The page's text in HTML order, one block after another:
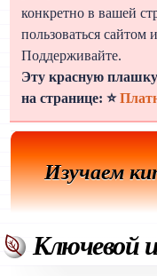
конкретно в вашей
пользоваться сайтом
Поддерживайте.
Эту красную
на странице: ⭐
Изучаем
Ключевой